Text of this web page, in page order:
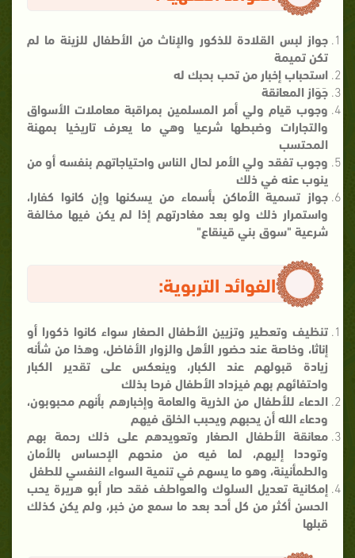
جواز لبس القلادة للذكور والإناث من الأطفال للزينة ما لم
تكن تميمة
استحباب إخبار من تحب بحبك له
جَوَاز المعانقة
وجوب قيام ولي أمر المسلمين بمراقبة معاملات الأسواق
والتجارات وضبطها شرعيا وهي ما يعرف تاريخيا بمهنة
المحتسب
وجوب تفقد ولي الأمر لحال الناس واحتياجاتهم بنفسه أو من
ينوب عنه في ذلك
جواز تسمية الأماكن بأسماء من يسكنها وإن كانوا كفارا،
واستمرار ذلك ولو بعد مغادرتهم إذا لم يكن فيها مخالفة
شرعية "سوق بني قينقاع"
الفوائد التربوية:
تنظيف وتعطير وتزيين الأطفال الصغار سواء كانوا ذكورا أو
إناثا، وخاصة عند حضور الأهل والزوار الأفاضل، وهذا من شأنه
زيادة قبولهم عند الكبار، وينعكس على تقدير الكبار
واحتفائهم بهم فيزداد الأطفال فرحا بذلك
الدعاء للأطفال من الذرية والعامة وإخبارهم بأنهم محبوبون،
ودعاء الله أن يحبهم ويحبب الخلق فيهم
معانقة الأطفال الصغار وتعويدهم على ذلك رحمة بهم
وتوددا إليهم، لما فيه من منحهم الإحساس بالأمان
والطمأنينة، وهو ما يسهم في تنمية السواء النفسي للطفل
إمكانية تعديل السلوك والعواطف فقد صار أبو هريرة يحب
الحسن أكثر من كل أحد بعد ما سمع من خبر، ولم يكن كذلك
قبلها